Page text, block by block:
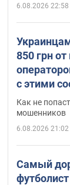
6.08.2026 22:58
850 грн
с этими
Как не
мошенников
6.08.2026 21:02
Самый